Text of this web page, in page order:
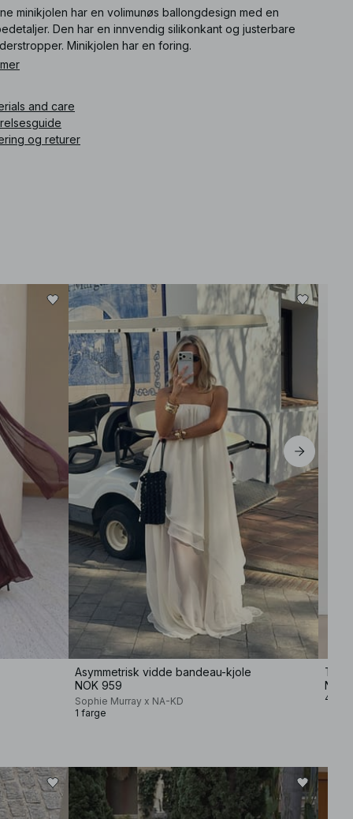
minikjolen har en volimunøs ballongdesign med en
Den har en innvendig silikonkant og justerbare
Minikjolen har en foring.
and care
og returer
Asymmetrisk vidde bandeau-kjole
NOK 959
Sophie Murray x NA-KD
1 farge
T-
NOK
4